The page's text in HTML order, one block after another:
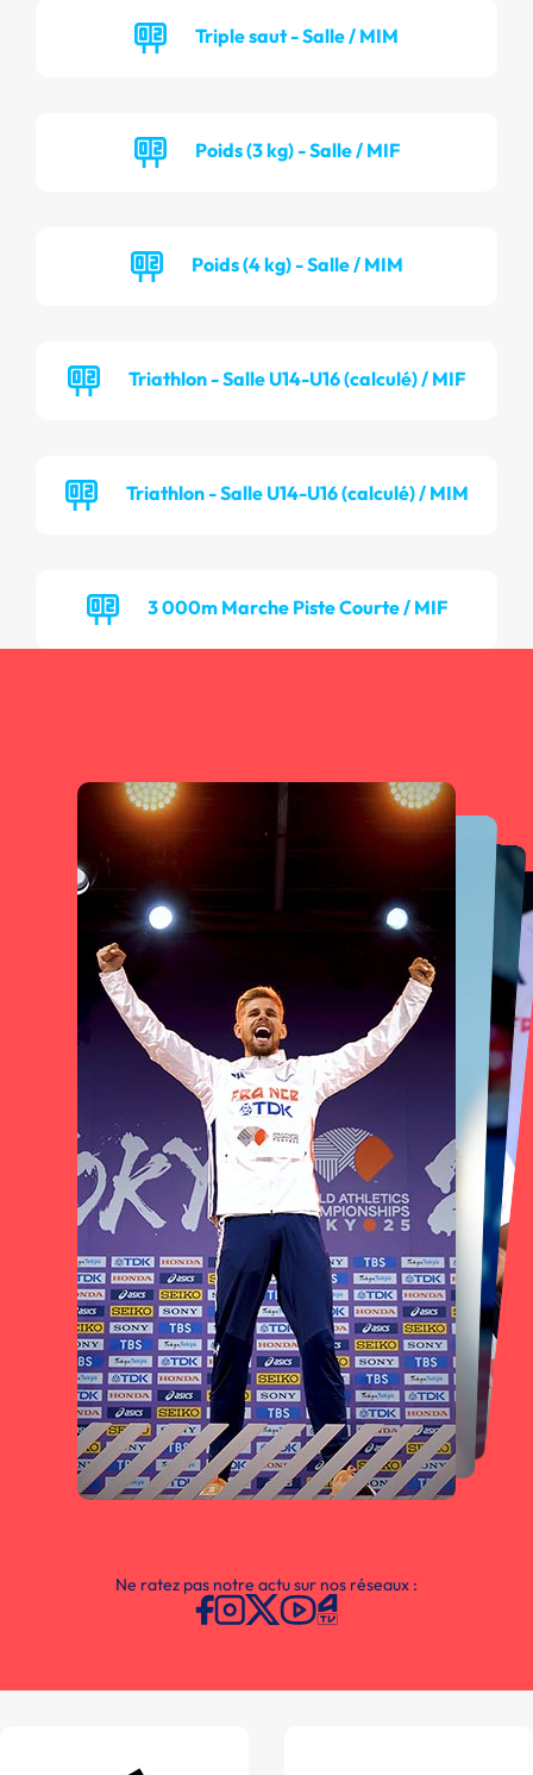
Triple saut - Salle / MIM
Poids (3 kg) - Salle / MIF
Poids (4 kg) - Salle / MIM
Triathlon - Salle U14-U16 (calculé) / MIF
Triathlon - Salle U14-U16 (calculé) / MIM
3 000m Marche Piste Courte / MIF
Ne ratez pas notre actu sur nos réseaux :